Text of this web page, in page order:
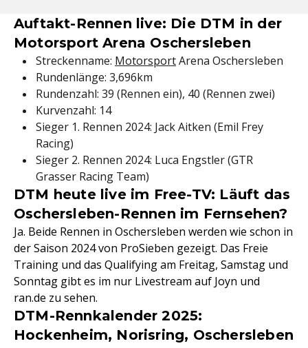
Auftakt-Rennen live: Die DTM in der
Motorsport Arena Oschersleben
Streckenname: MotorsportArena Oschersleben
Rundenlänge: 3,696km
Rundenzahl: 39 (Rennen ein), 40 (Rennen zwei)
Kurvenzahl: 14
Sieger 1. Rennen 2024: Jack Aitken (Emil Frey
Racing)
Sieger 2. Rennen 2024: Luca Engstler (GTR
Grasser Racing Team)
DTM heute live im Free-TV: Läuft das
Oschersleben-Rennen im Fernsehen?
Ja. Beide Rennen in Oschersleben werden wie schon in
der Saison 2024 von ProSieben gezeigt. Das Freie
Training und das Qualifying am Freitag, Samstag und
Sonntag gibt es im nur Livestream auf Joyn und
ran.de zu sehen.
DTM-Rennkalender 2025:
Hockenheim, Norisring, Oschersleben